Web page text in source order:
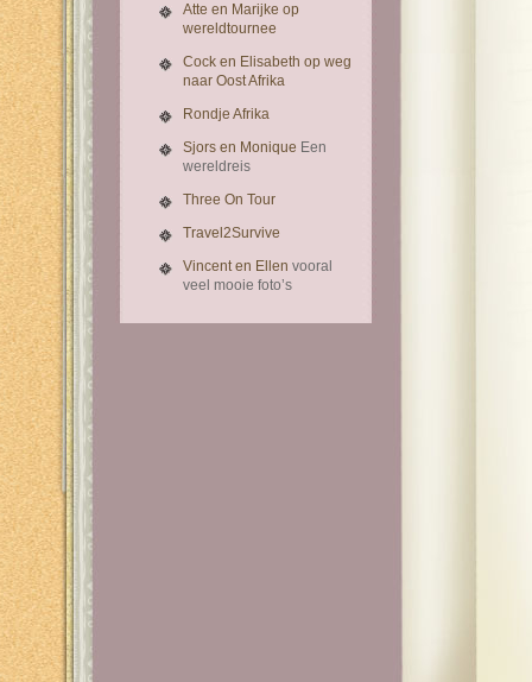
Atte en Marijke op
wereldtournee
Cock en Elisabeth op weg
naar Oost Afrika
Rondje Afrika
Sjors en Monique Een
wereldreis
Three On Tour
Travel2Survive
Vincent en Ellen vooral
veel mooie foto’s